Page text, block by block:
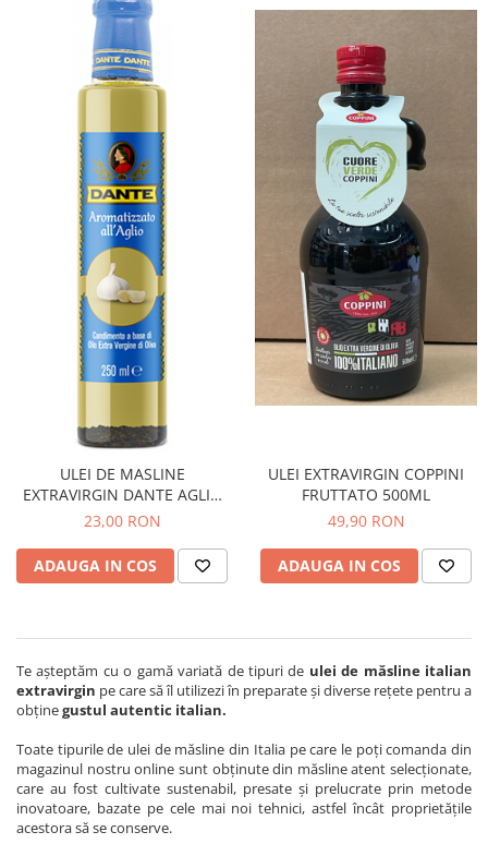
ULEI DE MASLINE
EXTRAVIRGIN DANTE AGLIO
250ML
23,00 RON
ADAUGA IN COS
ULEI EXTRAVIRGIN COPPINI
FRUTTATO 500ML
49,90 RON
ADAUGA IN COS
Te aşteptăm cu o gamă variată de tipuri de ulei de măsline italian
extravirgin pe care să îl utilizezi în preparate şi diverse reţete pentru a
obţinegustul autentic italian.
Toate tipurile de ulei de măsline din Italia pe care le poţi comanda din
magazinul nostru online sunt obţinute din măsline atent selecţionate,
care au fost cultivate sustenabil, presate şi prelucrate prin metode
inovatoare, bazate pe cele mai noi tehnici, astfel încât proprietăţile
acestora să se conserve.